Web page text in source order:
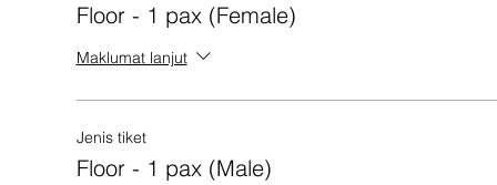
Floor - 1 pax (Female)
Maklumat lanjut
Jenis tiket
Floor - 1 pax (Male)